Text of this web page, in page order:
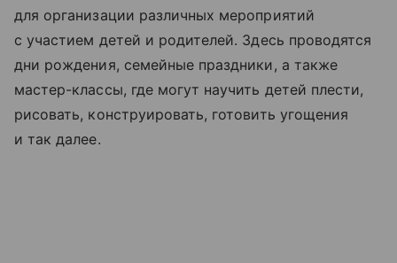
для организации различных мероприятий
с участием детей и родителей. Здесь проводятся
дни рождения, семейные праздники, а также
мастер-классы, где могут научить детей плести,
рисовать, конструировать, готовить угощения
и так далее.